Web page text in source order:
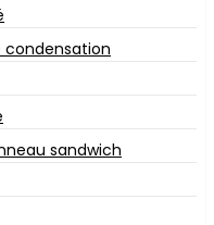
condensation
sandwich